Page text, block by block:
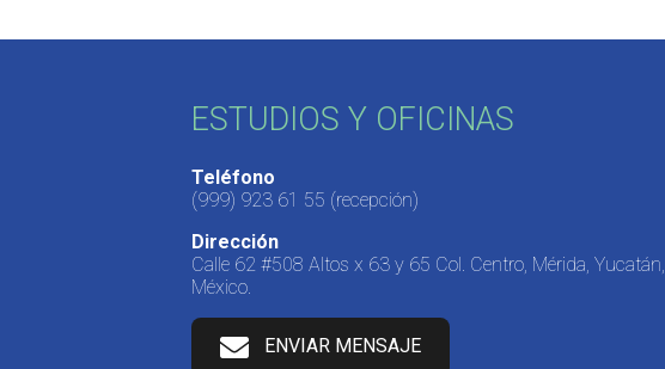
ESTUDIOS Y OFICINAS
Teléfono
(999) 923 61 55 (recepción)
Dirección
Calle 62 #508 Altos x 63 y 65 Col. Centro, Mérida, Yucatán,
México.
ENVIAR MENSAJE